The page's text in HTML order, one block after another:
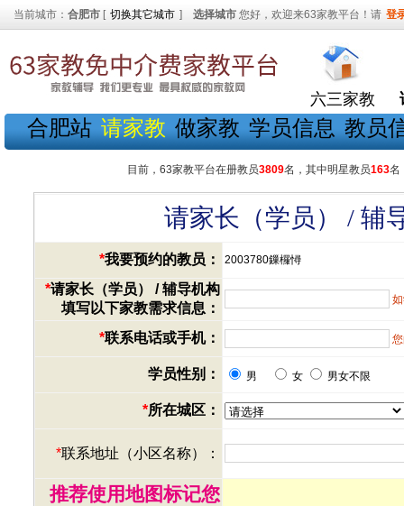
当前城市： 合肥市 [ 切换其它城市 ] 选择城市 您好，欢迎来63家教平台！请 登
六三家教
合肥站 请家教 做家教 学员信息 教员
目前，63家教平台在册教员3809名，其中明星教员163名
请家长（学员） / 辅
*我要预约的教员： 2003780鏁欏憳
*请家长（学员） / 辅导机构
填写以下家教需求信息：
*联系电话或手机：
学员性别： 男 女 男女不限
*所在城区：
*联系地址（小区名称）：
推荐使用地图标记您